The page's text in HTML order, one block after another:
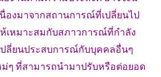
องมาจากสถานการณ์ที่เปลี่ยนไป
ห้เหมาะสมกับสภาวการณ์ที่กำลัง
ปลี่ยนประสบการณ์กับบุคคลอื่นๆ
ม่ๆ ที่สามารถนำมาปรับหรือต่อยอด